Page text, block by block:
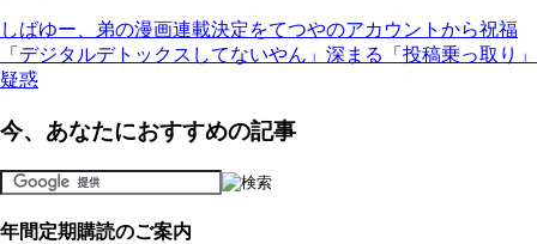
しばゆー、弟の漫画連載決定をてつやのアカウントから祝福
「デジタルデトックスしてないやん」深まる「投稿乗っ取り」
疑惑
今、あなたにおすすめの記事
年間定期購読のご案内